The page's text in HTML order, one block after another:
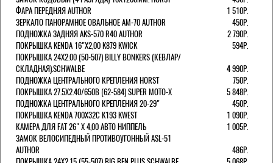
ФАРА ПЕРЕДНЯЯ AUTHOR
1 510Р.
ЗЕРКАЛО ПАНОРАМНОЕ ОВАЛЬНОЕ AM-70 AUTHOR
450Р.
ПОДНОЖКА ЗАДНЯЯ AKS-570 R40 AUTHOR
2 790Р.
ПОКРЫШКА KENDA 16"Х2,00 K879 KWICK
594Р.
ПОКРЫШКА 24X2.00 (50-507) BILLY BONKERS (КЕВЛАР/
СКЛАДНАЯ).SCHWALBE
4 990Р.
ПОДНОЖКА ЦЕНТРАЛЬНОГО КРЕПЛЕНИЯ HORST
750Р.
ПОКРЫШКА 27.5X2.40/650B (62-584) SUPER MOTO-X
5 848Р.
ПОДНОЖКА ЦЕНТРАЛЬНОГО КРЕПЛЕНИЯ 20-29"
450Р.
ПОКРЫШКА KENDA 700Х32С K193 KWEST
1 090Р.
КАМЕРА ДЛЯ FAT 26" X 4,00 АВТО НИППЕЛЬ
1 005Р.
ЗАМОК ВЕЛОСИПЕДНЫЙ ПРОТИВОУГОННЫЙ ASL-51
AUTHOR
486Р.